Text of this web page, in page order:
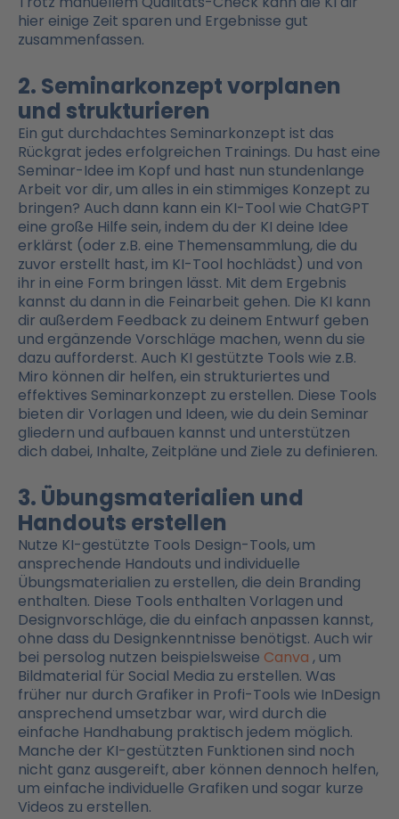
hier einige Zeit sparen und Ergebnisse gut
zusammenfassen.
2. Seminarkonzept vorplanen
und strukturieren
Ein gut durchdachtes Seminarkonzept ist das
Rückgrat jedes erfolgreichen Trainings. Du hast eine
Seminar-Idee im Kopf und hast nun stundenlange
Arbeit vor dir, um alles in ein stimmiges Konzept zu
bringen? Auch dann kann ein KI-Tool wie ChatGPT
eine große Hilfe sein, indem du der KI deine Idee
erklärst (oder z.B. eine Themensammlung, die du
zuvor erstellt hast, im KI-Tool hochlädst) und von
ihr in eine Form bringen lässt. Mit dem Ergebnis
kannst du dann in die Feinarbeit gehen. Die KI kann
dir außerdem Feedback zu deinem Entwurf geben
und ergänzende Vorschläge machen, wenn du sie
dazu aufforderst. Auch KI gestützte Tools wie z.B.
Miro können dir helfen, ein strukturiertes und
effektives Seminarkonzept zu erstellen. Diese Tools
bieten dir Vorlagen und Ideen, wie du dein Seminar
gliedern und aufbauen kannst und unterstützen
dich dabei, Inhalte, Zeitpläne und Ziele zu definieren.
3. Übungsmaterialien und
Handouts erstellen
Nutze KI-gestützte Tools Design-Tools, um
ansprechende Handouts und individuelle
Übungsmaterialien zu erstellen, die dein Branding
enthalten. Diese Tools enthalten Vorlagen und
Designvorschläge, die du einfach anpassen kannst,
ohne dass du Designkenntnisse benötigst. Auch wir
bei persolog nutzen beispielsweise Canva , um
Bildmaterial für Social Media zu erstellen. Was
früher nur durch Grafiker in Profi-Tools wie InDesign
ansprechend umsetzbar war, wird durch die
einfache Handhabung praktisch jedem möglich.
Manche der KI-gestützten Funktionen sind noch
nicht ganz ausgereift, aber können dennoch helfen,
um einfache individuelle Grafiken und sogar kurze
Videos zu erstellen.